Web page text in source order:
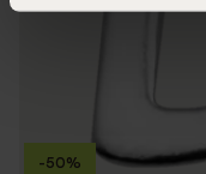
-50%